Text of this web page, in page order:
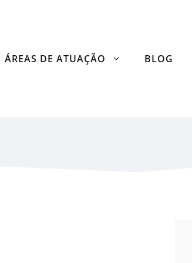
ÁREAS DE ATUAÇÃO BLOG